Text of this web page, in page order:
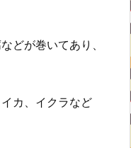
どが巻いてあり、
カ、イクラなど